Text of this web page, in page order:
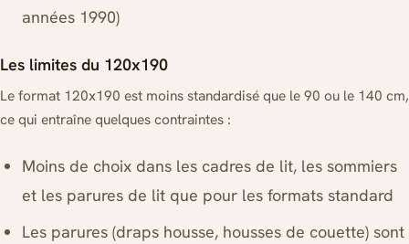
années 1990)
Les limites du 120x190
Le format 120x190 est moins standardisé que le 90 ou le 140 cm,
ce qui entraîne quelques contraintes :
Moins de choix dans les cadres de lit, les sommiers
et les parures de lit que pour les formats standard
Les parures (draps housse, housses de couette) sont